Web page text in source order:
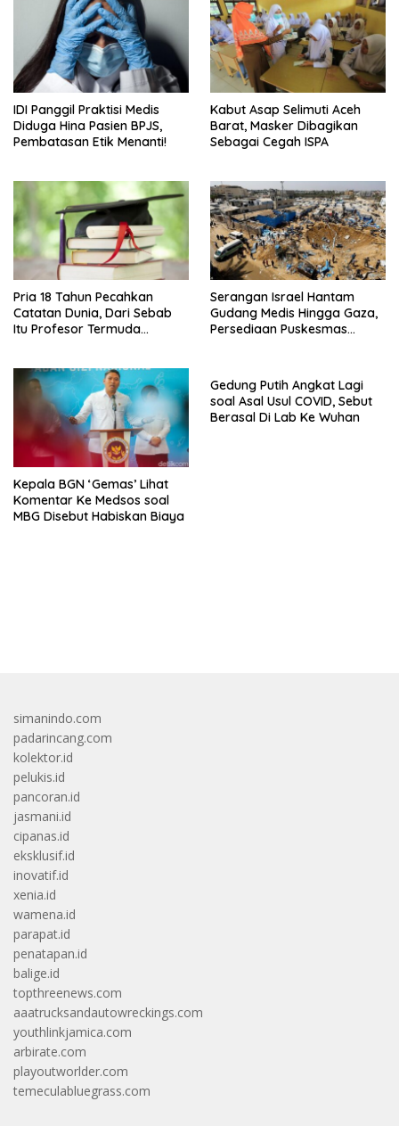
IDI Panggil Praktisi Medis
Diduga Hina Pasien BPJS,
Pembatasan Etik Menanti!
Kabut Asap Selimuti Aceh
Barat, Masker Dibagikan
Sebagai Cegah ISPA
Pria 18 Tahun Pecahkan
Catatan Dunia, Dari Sebab
Itu Profesor Termuda
Serangan Israel Hantam
Gudang Medis Hingga Gaza,
Persediaan Puskesmas
Kepala BGN ‘Gemas’ Lihat
Komentar Ke Medsos soal
MBG Disebut Habiskan Biaya
Gedung Putih Angkat Lagi
soal Asal Usul COVID, Sebut
Berasal Di Lab Ke Wuhan
simanindo.com
padarincang.com
kolektor.id
pelukis.id
pancoran.id
jasmani.id
cipanas.id
eksklusif.id
inovatif.id
xenia.id
wamena.id
parapat.id
penatapan.id
balige.id
topthreenews.com
aaatrucksandautowreckings.com
youthlinkjamica.com
arbirate.com
playoutworlder.com
temeculabluegrass.com